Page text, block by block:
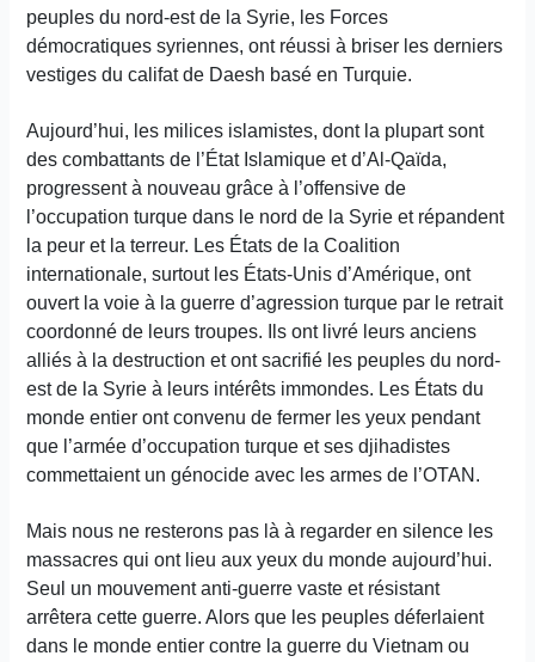
peuples du nord-est de la Syrie, les Forces
démocratiques syriennes, ont réussi à briser les derniers
vestiges du califat de Daesh basé en Turquie.
Aujourd’hui, les milices islamistes, dont la plupart sont
des combattants de l’État Islamique et d’Al-Qaïda,
progressent à nouveau grâce à l’offensive de
l’occupation turque dans le nord de la Syrie et répandent
la peur et la terreur. Les États de la Coalition
internationale, surtout les États-Unis d’Amérique, ont
ouvert la voie à la guerre d’agression turque par le retrait
coordonné de leurs troupes. Ils ont livré leurs anciens
alliés à la destruction et ont sacrifié les peuples du nord-
est de la Syrie à leurs intérêts immondes. Les États du
monde entier ont convenu de fermer les yeux pendant
que l’armée d’occupation turque et ses djihadistes
commettaient un génocide avec les armes de l’OTAN.
Mais nous ne resterons pas là à regarder en silence les
massacres qui ont lieu aux yeux du monde aujourd’hui.
Seul un mouvement anti-guerre vaste et résistant
arrêtera cette guerre. Alors que les peuples déferlaient
dans le monde entier contre la guerre du Vietnam ou